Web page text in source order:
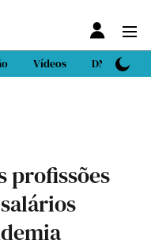
Vídeos DN Sport
profissões